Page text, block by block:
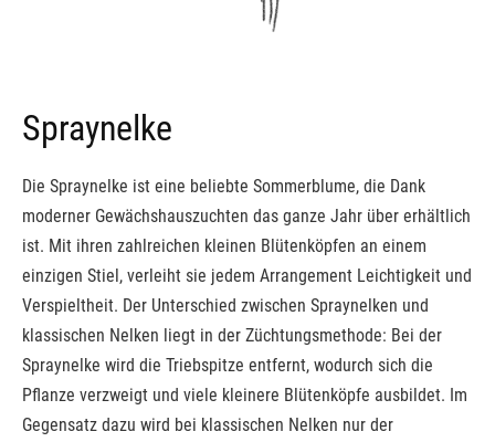
Spraynelke
Die Spraynelke ist eine beliebte Sommerblume, die Dank
moderner Gewächshauszuchten das ganze Jahr über erhältlich
ist. Mit ihren zahlreichen kleinen Blütenköpfen an einem
einzigen Stiel, verleiht sie jedem Arrangement Leichtigkeit und
Verspieltheit. Der Unterschied zwischen Spraynelken und
klassischen Nelken liegt in der Züchtungsmethode: Bei der
Spraynelke wird die Triebspitze entfernt, wodurch sich die
Pflanze verzweigt und viele kleinere Blütenköpfe ausbildet. Im
Gegensatz dazu wird bei klassischen Nelken nur der